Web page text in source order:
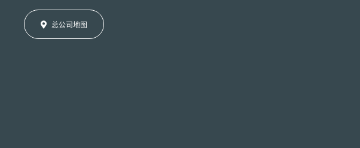
总公司地图